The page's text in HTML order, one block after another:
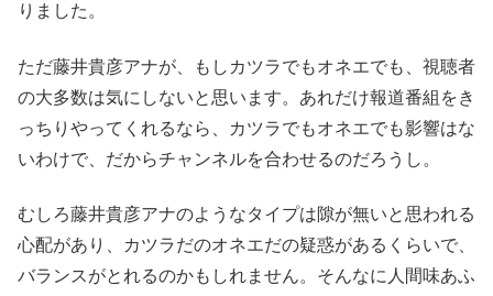
りました。
ただ藤井貴彦アナが、もしカツラでもオネエでも、視聴者
の大多数は気にしないと思います。あれだけ報道番組をき
っちりやってくれるなら、カツラでもオネエでも影響はな
いわけで、だからチャンネルを合わせるのだろうし。
むしろ藤井貴彦アナのようなタイプは隙が無いと思われる
心配があり、カツラだのオネエだの疑惑があるくらいで、
バランスがとれるのかもしれません。そんなに人間味あふ